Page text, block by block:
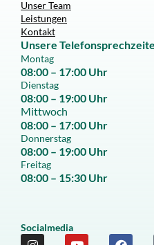
Unser Team
Leistungen
Kontakt
Unsere Telefon
Montag
08:00 – 17:00 Uhr
Dienstag
08:00 – 19:00 Uhr
Mittwoch
08:00 – 17:00 Uhr
Donnerstag
08:00 – 19:00 Uhr
Freitag
08:00 – 15:30 Uhr
Socialmedia